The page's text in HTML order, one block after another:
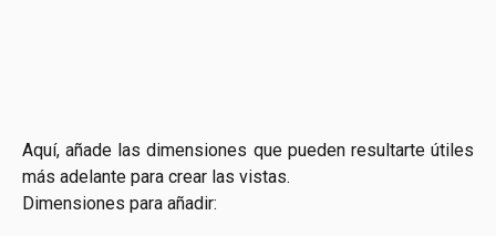
Aquí, añade las dimensiones que pueden resultarte útiles
más adelante para crear las vistas.
Dimensiones para añadir: